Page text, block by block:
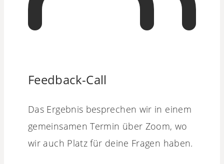
Feedback-Call
Das Ergebnis besprechen wir in einem
gemeinsamen Termin über Zoom, wo
wir auch Platz für deine Fragen haben.